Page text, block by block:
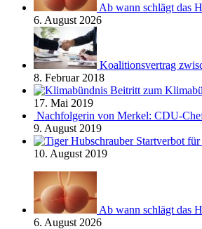
Ab wann schlägt das
6. August 2026
Koalitionsvertrag
8. Februar 2018
Beitritt zum
17. Mai 2019
Nachfolgerin von Merkel: CDU-
9. August 2019
Startverbot
10. August 2019
Ab wann schlägt das
6. August 2026